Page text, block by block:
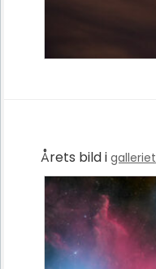
Årets bild i galleriet